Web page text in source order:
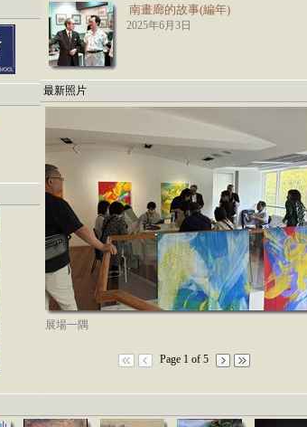
南畫廊的故事(編年)
2025年6月3日
最新照片
展場一隅
Page 1 of 5